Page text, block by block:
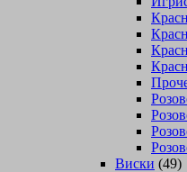
Виски (49)